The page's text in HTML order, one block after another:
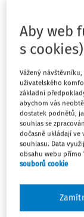
Množství
živin, ukazuje
alkoholu.
metabolické
Mezinárodní
000 cal = 1 kcal).
Tabulka 1
Sacharidy 17
Aby web
s cookies)
Vážený
uživatelského
základní
abychom vás
dostatek podnětů,
souhlas se
dočasně ukládají ve
souhlasu. Data
obsahu webu přímo
souborů cookie